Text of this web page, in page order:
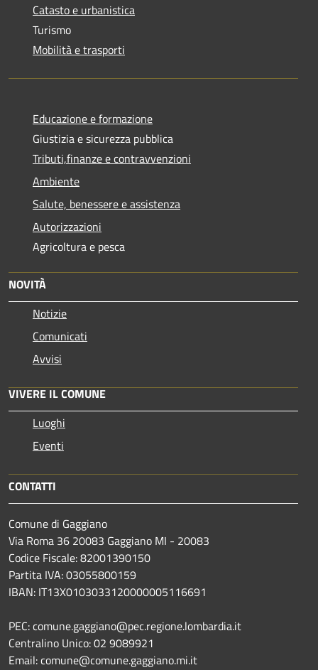
Catasto e urbanistica
Turismo
Mobilità e trasporti
Educazione e formazione
Giustizia e sicurezza pubblica
Tributi,finanze e contravvenzioni
Ambiente
Salute, benessere e assistenza
Autorizzazioni
Agricoltura e pesca
NOVITÀ
Notizie
Comunicati
Avvisi
VIVERE IL COMUNE
Luoghi
Eventi
CONTATTI
Comune di Gaggiano
Via Roma 36 20083 Gaggiano MI - 20083
Codice Fiscale: 82001390150
Partita IVA: 03055800159
IBAN: IT13X0103033120000005116691
PEC: comune.gaggiano@pec.regione.lombardia.it
Centralino Unico: 02 9089921
Email: comune@comune.gaggiano.mi.it